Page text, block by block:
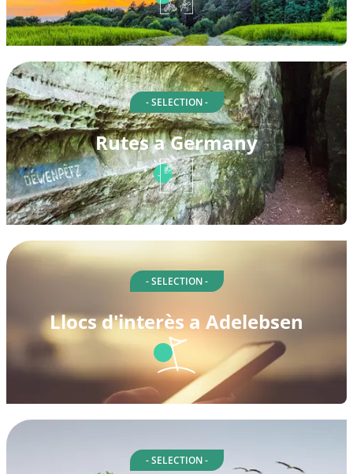
- SELECTION -
Rutes a Germany
- SELECTION -
Llocs d'interès a Adelebsen
- SELECTION -